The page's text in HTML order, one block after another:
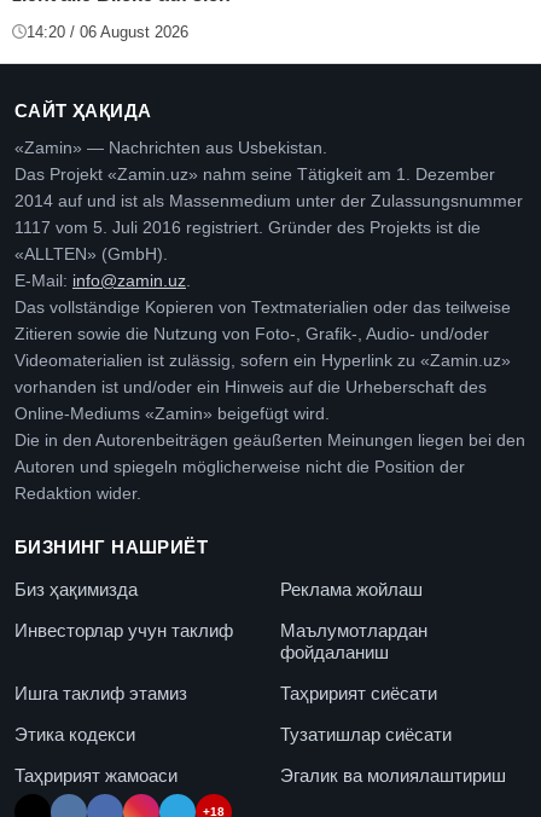
14:20 / 06 August 2026
САЙТ ҲАҚИДА
«Zamin» — Nachrichten aus Usbekistan.
Das Projekt «Zamin.uz» nahm seine Tätigkeit am 1. Dezember
2014 auf und ist als Massenmedium unter der Zulassungsnummer
1117 vom 5. Juli 2016 registriert. Gründer des Projekts ist die
«ALLTEN» (GmbH).
E-Mail: info@zamin.uz
Das vollständige Kopieren von Textmaterialien oder das teilweise
Zitieren sowie die Nutzung von Foto-, Grafik-, Audio- und/oder
Videomaterialien ist zulässig, sofern ein Hyperlink zu «Zamin.uz»
vorhanden ist und/oder ein Hinweis auf die Urheberschaft des
Online-Mediums «Zamin» beigefügt wird.
Die in den Autorenbeiträgen geäußerten Meinungen liegen bei den
Autoren und spiegeln möglicherweise nicht die Position der
Redaktion wider.
БИЗНИНГ НАШРИЁТ
Биз ҳақимизда
Реклама жойлаш
Инвесторлар учун таклиф
Маълумотлардан
фойдаланиш
Ишга таклиф этамиз
Таҳририят сиёсати
Этика кодекси
Тузатишлар сиёсати
Таҳририят жамоаси
Эгалик ва молиялаштириш
+18